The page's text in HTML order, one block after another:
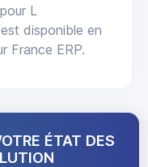
pour L
disponible en
France ERP.
ÉTAT DES